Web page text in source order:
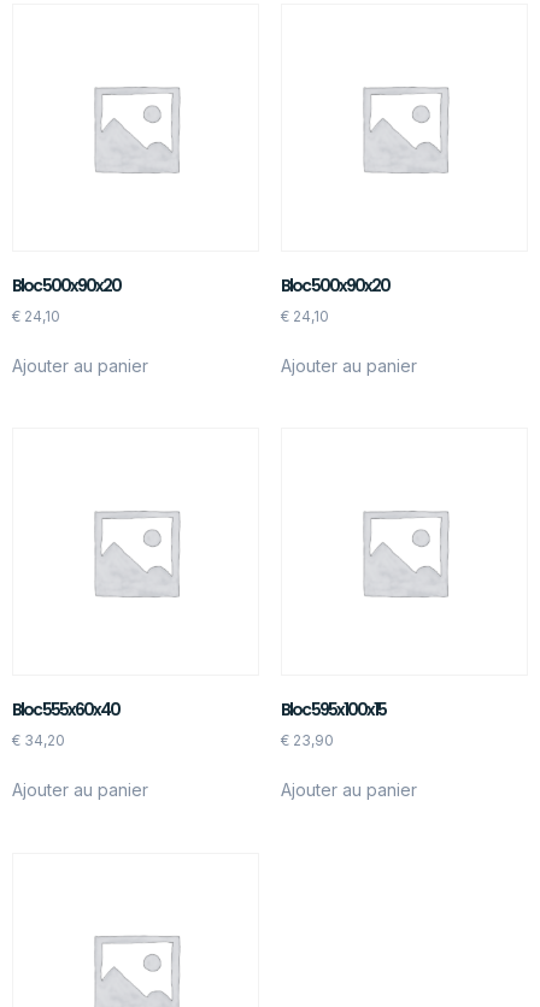
Bloc 500x90x20
€ 24,10
Ajouter au panier
Bloc 500x90x20
€24,10
Ajouter au panier
Bloc 555x60x40
€ 34,20
Ajouter au panier
Bloc 595x100x15
€23,90
Ajouter au panier